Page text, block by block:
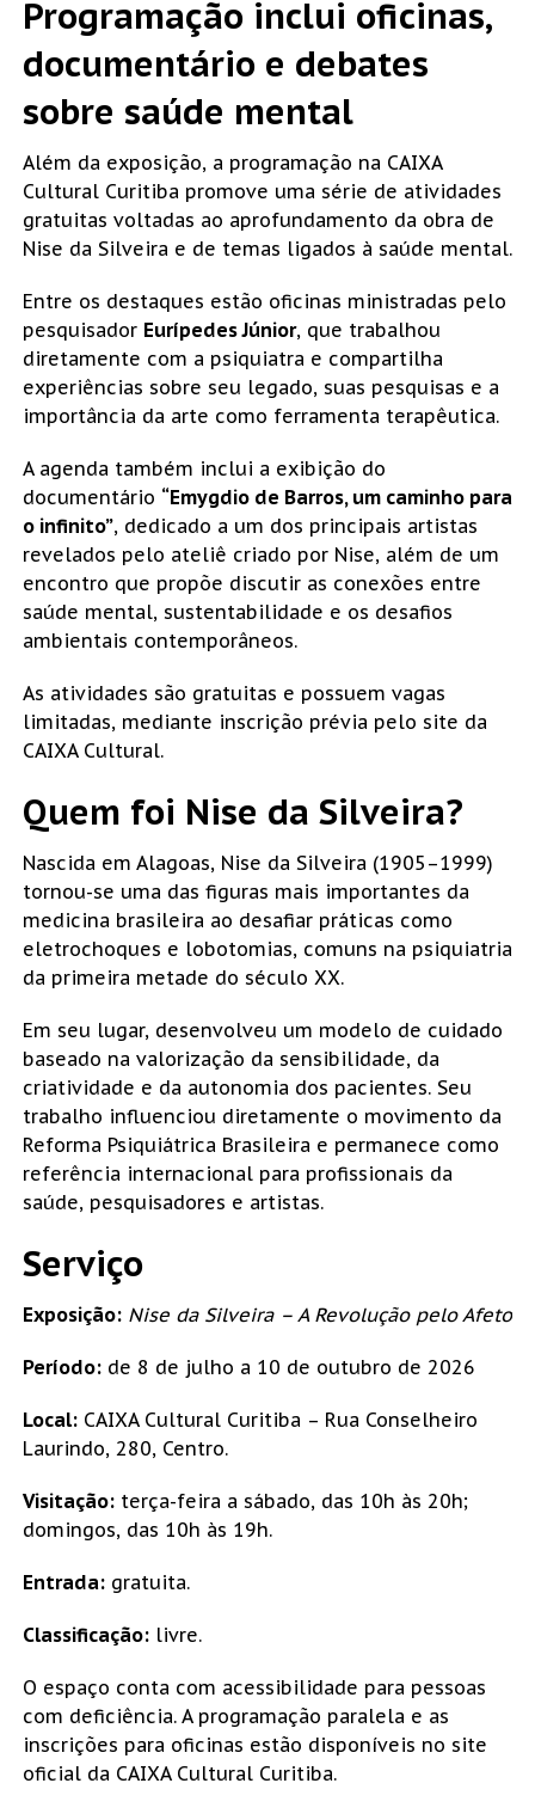
Programação inclui oficinas,
documentário e debates
sobre saúde mental
Além da exposição, a programação na CAIXA
Cultural Curitiba promove uma série de atividades
gratuitas voltadas ao aprofundamento da obra de
Nise da Silveira e de temas ligados à saúde mental.
Entre os destaques estão oficinas ministradas pelo
pesquisador Eurípedes Júnior, que trabalhou
diretamente com a psiquiatra e compartilha
experiências sobre seu legado, suas pesquisas e a
importância da arte como ferramenta terapêutica.
A agenda também inclui a exibição do
documentário “Emygdio de Barros, um caminho para
o infinito”, dedicado a um dos principais artistas
revelados pelo ateliê criado por Nise, além de um
encontro que propõe discutir as conexões entre
saúde mental, sustentabilidade e os desafios
ambientais contemporâneos.
As atividades são gratuitas e possuem vagas
limitadas, mediante inscrição prévia pelo site da
CAIXA Cultural.
Quem foi Nise da Silveira?
Nascida em Alagoas, Nise da Silveira (1905–1999)
tornou-se uma das figuras mais importantes da
medicina brasileira ao desafiar práticas como
eletrochoques e lobotomias, comuns na psiquiatria
da primeira metade do século XX.
Em seu lugar, desenvolveu um modelo de cuidado
baseado na valorização da sensibilidade, da
criatividade e da autonomia dos pacientes. Seu
trabalho influenciou diretamente o movimento da
Reforma Psiquiátrica Brasileira e permanece como
referência internacional para profissionais da
saúde, pesquisadores e artistas.
Serviço
Exposição: Nise da Silveira – A Revolução pelo Afeto
Período: de 8 de julho a 10 de outubro de 2026
Local: CAIXA Cultural Curitiba – Rua Conselheiro
Laurindo, 280, Centro.
Visitação: terça-feira a sábado, das 10h às 20h;
domingos, das 10h às 19h.
Entrada: gratuita.
Classificação: livre.
O espaço conta com acessibilidade para pessoas
com deficiência. A programação paralela e as
inscrições para oficinas estão disponíveis no site
oficial da CAIXA Cultural Curitiba.